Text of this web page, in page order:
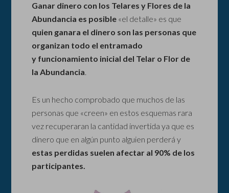
Ganar dinero con los Telares y Flores de la
Abundancia es posible «el detalle» es que
quien ganara el dinero son las personas que
organizan todo el entramado
y funcionamiento inicial del Telar o Flor de
la Abundancia.
Es un hecho comprobado que muchos de las
personas que «creen» en estos esquemas rara
vez recuperaran la cantidad invertida ya que es
dinero que en algún punto alguien perderá y
estas perdidas suelen afectar al 90% de los
participantes.